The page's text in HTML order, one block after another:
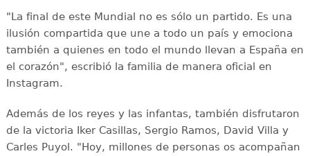
"La final de este Mundial no es sólo un partido. Es una
ilusión compartida que une a todo un país y emociona
también a quienes en todo el mundo llevan a España en
el corazón", escribió la familia de manera oficial en
Instagram.
Además de los reyes y las infantas, también disfrutaron
de la victoria Iker Casillas, Sergio Ramos, David Villa y
Carles Puyol. "Hoy, millones de personas os acompañan